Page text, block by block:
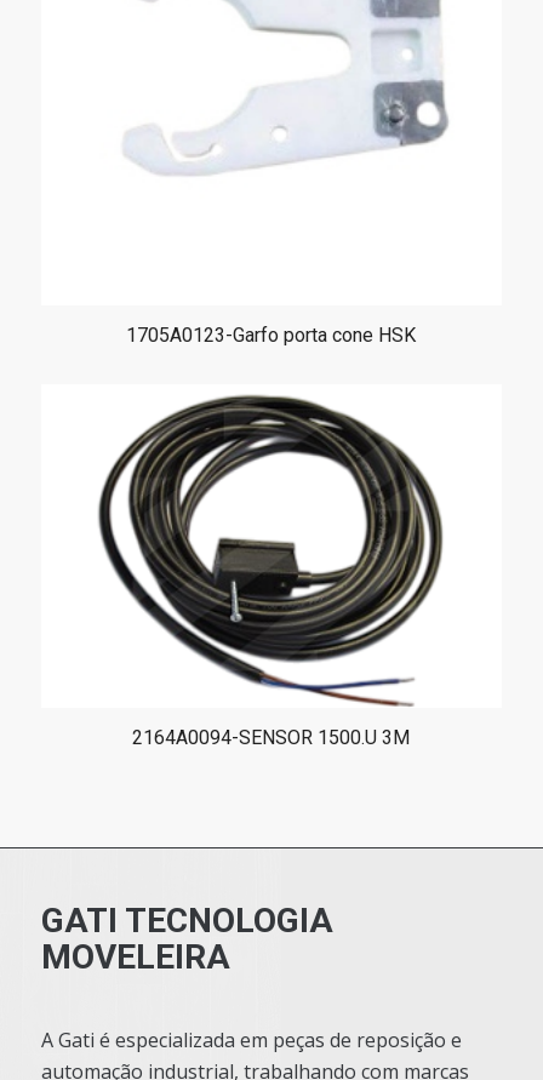
1705A0123-Garfo porta cone HSK
2164A0094-SENSOR 1500.U 3M
GATI TECNOLOGIA
MOVELEIRA
A Gati é especializada em peças de reposição e
automação industrial, trabalhando com marcas